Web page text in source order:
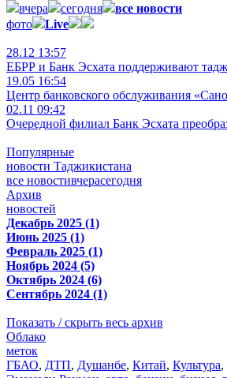
вчера
сегодня
все новости
фото
Live
28.12 13:57
ЕБРР и Банк Эсхата поддерживают
19.05 16:54
Центр банковского обслуживания
02.11 09:42
Очередной филиал Банк Эсхата
Популярные
новости Таджикистана
все новостивчерасегодня
Архив
новостей
Декабрь 2025 (1)
Июнь 2025 (1)
Февраль 2025 (1)
Ноябрь 2024 (5)
Октябрь 2024 (6)
Сентябрь 2024 (1)
Показать / скрыть весь архив
Облако
меток
ГБАО, ДТП, Душанбе, Китай, Культура,